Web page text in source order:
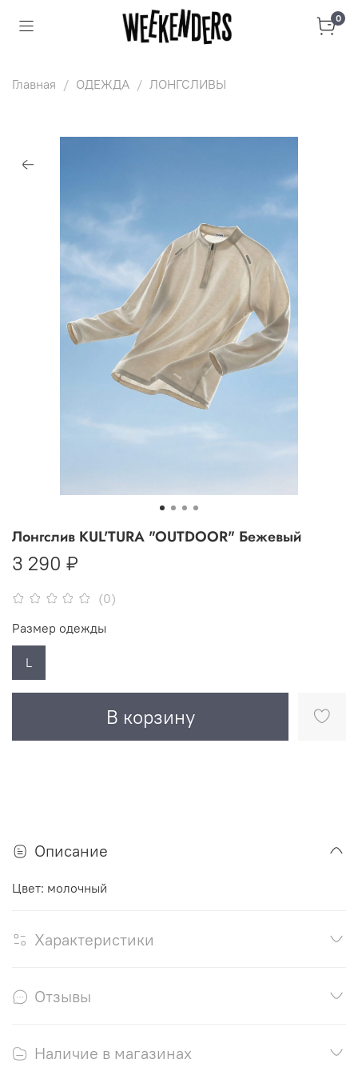
0
Главная ОДЕЖДА ЛОНГСЛИВЫ
(0)
Лонгслив KUL'TURA "OUTDOOR" Бежевый
3 290 ₽
В корзину
Размер одежды
L
Описание
Цвет: молочный
Характеристики
Отзывы
Наличие в магазинах